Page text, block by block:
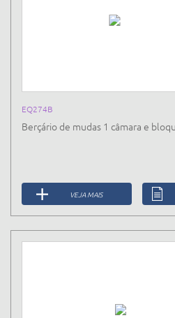
EQ274B
Berçário de mudas 1 câmara e
VEJA MAIS